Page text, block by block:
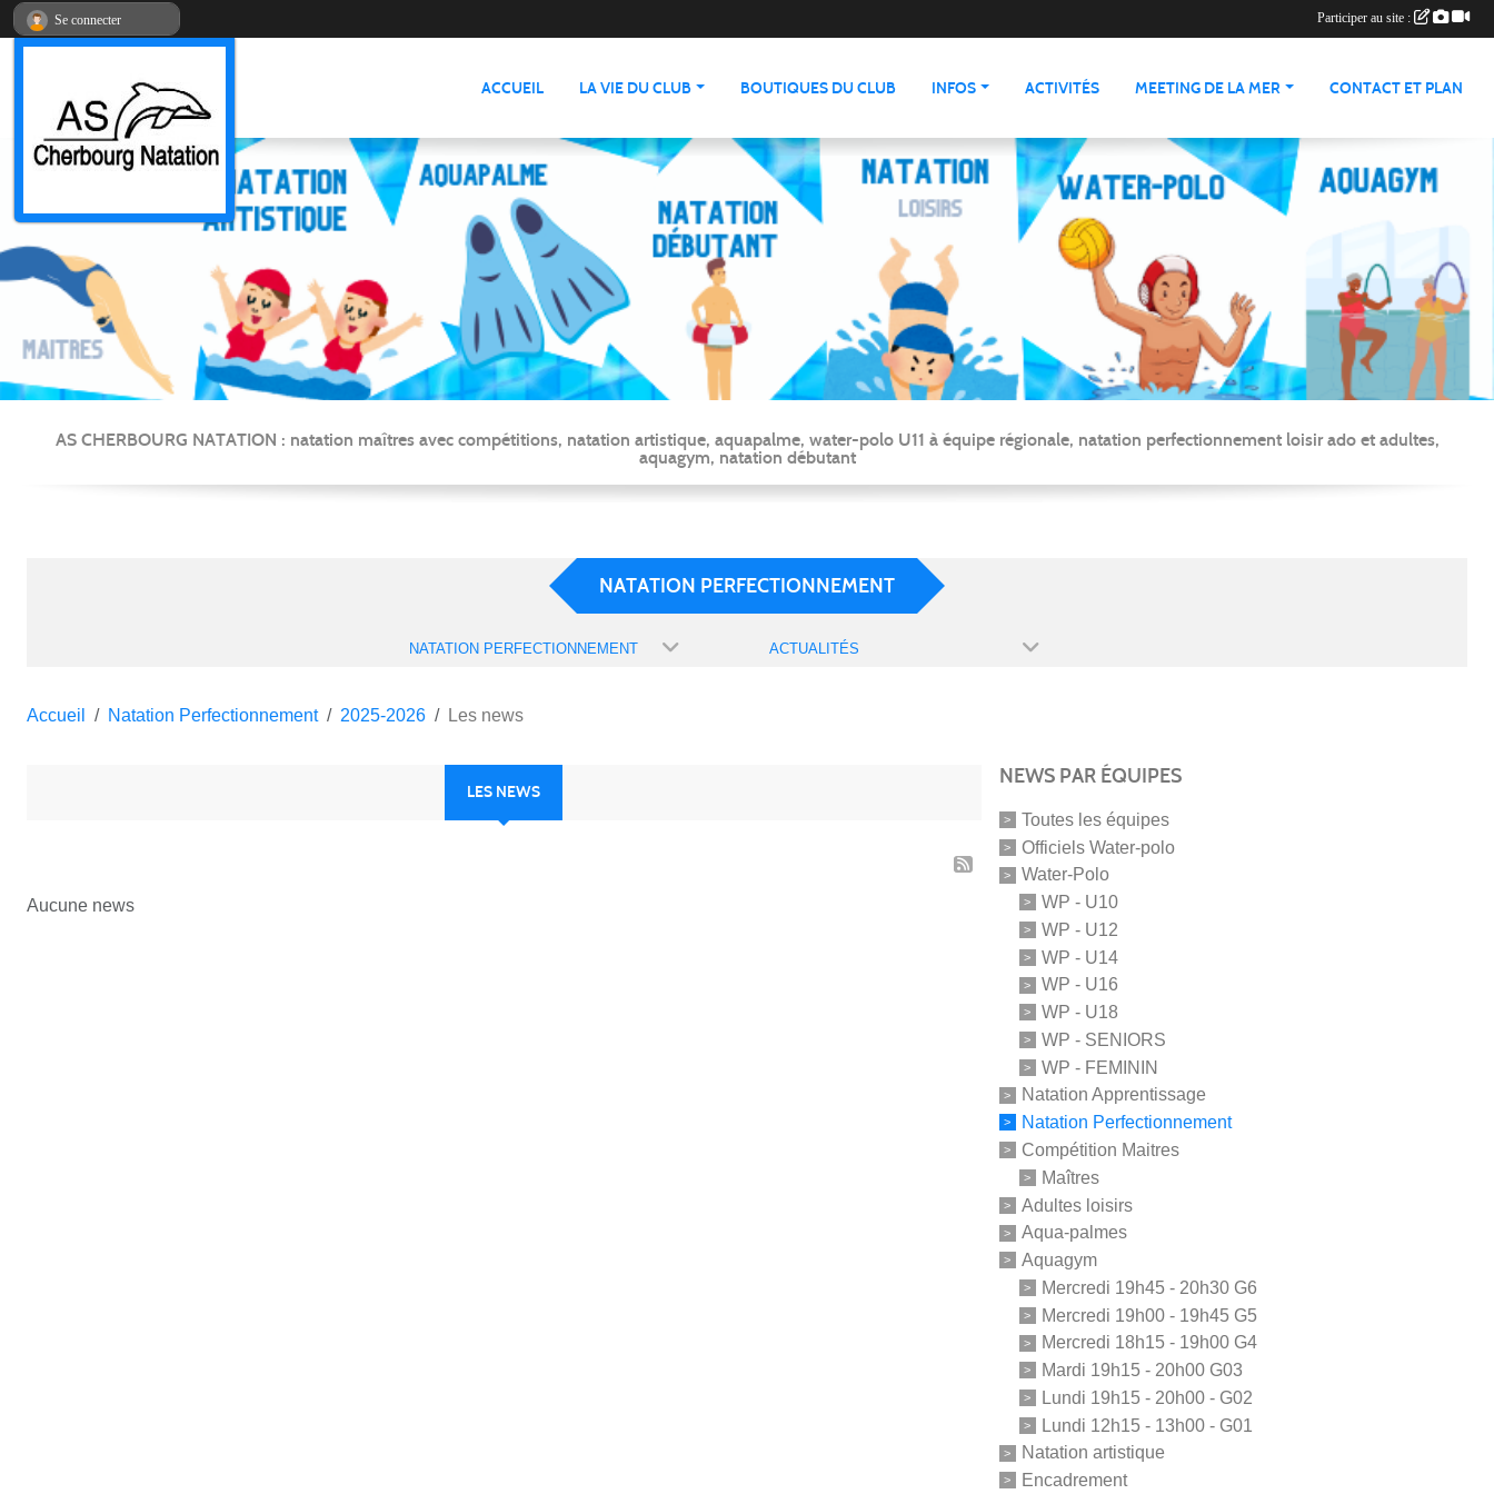
ACCUEIL LA VIE DU CLUB BOUTIQUES DU CLUB INFOS ACTIVITÉS MEETING DE LA MER CONTACT ET PLAN
AS CHERBOURG NATATION : natation maîtres avec compétitions, natation artistique, aquapalme, water-polo U11 à équipe régionale, natation perfectionnement loisir ado et adultes,
aquagym, natation débutant
NATATION PERFECTIONNEMENT
NATATION PERFECTIONNEMENT ACTUALITÉS
Accueil Natation Perfectionnement 2025-2026 Les news
LES NEWS
Aucune news
NEWS PAR ÉQUIPES
Toutes les équipes
Officiels Water-polo
Water-Polo
WP - U10
WP - U12
WP - U14
WP - U16
WP - U18
WP - SENIORS
WP - FEMININ
Natation Apprentissage
Natation Perfectionnement
Compétition Maitres
Maîtres
Adultes loisirs
Aqua-palmes
Aquagym
Mercredi 19h45 - 20h30 G6
Mercredi 19h00 - 19h45 G5
Mercredi 18h15 - 19h00 G4
Mardi 19h15 - 20h00 G03
Lundi 19h15 - 20h00 - G02
Lundi 12h15 - 13h00 - G01
Natation artistique
Encadrement
Se connecter Participer au site :
Panneau de gestion des cookies